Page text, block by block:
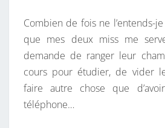
U
L
É
L
É
Combien de fois ne l’entends-
que mes deux miss me
demande de ranger leur
cours pour étudier, de vider
faire autre chose que
téléphone…